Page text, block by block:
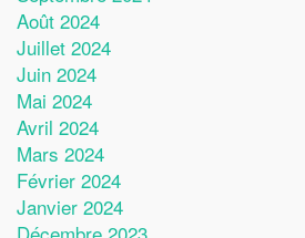
Août 2024
Juillet 2024
Juin 2024
Mai 2024
Avril 2024
Mars 2024
Février 2024
Janvier 2024